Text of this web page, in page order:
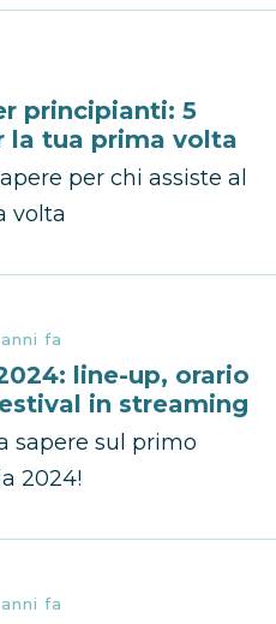
principianti: 5
la tua prima volta
per chi assiste al
volta
fa
line-up, orario
in streaming
sapere sul primo
2024!
fa